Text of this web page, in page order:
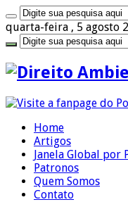
quarta-feira , 5 agosto
Home
Artigos
Janela Global por
Patronos
Quem Somos
Contato